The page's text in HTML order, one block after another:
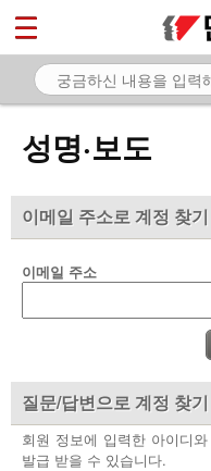
성명·보도
이메일 주소로 계정 찾기
이메일 주소
질문/답변으로 계정 찾기
회원 정보에 입력한 아이디
발급 받을 수 있습니다.
마이페이지
소개
- 공지사항
- 성명·보도
부설기관
업무